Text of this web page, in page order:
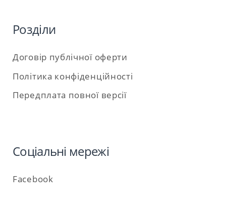
Розділи
Договір публічної оферти
Політика конфіденційності
Передплата повної версії
Соціальні мережі
Facebook